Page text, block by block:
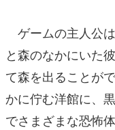
ゲームの主人公
と森のなかにいた
て森を出ることが
かに佇む洋館に、
でさまざまな恐怖